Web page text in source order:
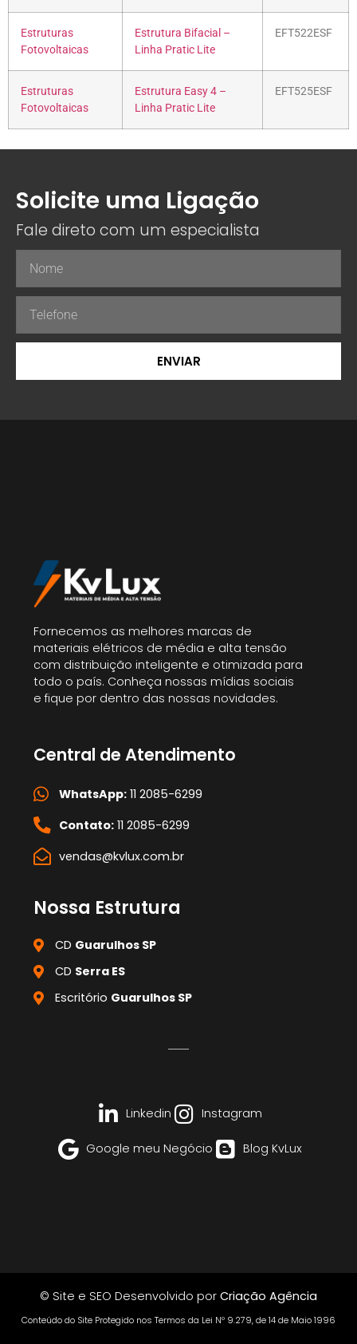
Estruturas
Fotovoltaicas
Estrutura Bifacial –
Linha Pratic Lite
EFT522ESF
Estruturas
Fotovoltaicas
Estrutura Easy 4 –
Linha Pratic Lite
EFT525ESF
Solicite uma Ligação
Fale direto com um especialista
ENVIAR
Fornecemos as melhores marcas de
materiais elétricos de média e alta tensão
com distribuição inteligente e otimizada para
todo o país. Conheça nossas mídias sociais
e fique por dentro das nossas novidades.
Central de Atendimento
WhatsApp:11 2085-6299
Contato:11 2085-6299
vendas@kvlux.com.br
Nossa Estrutura
CD Guarulhos SP
CD Serra ES
Escritório Guarulhos SP
Linkedin Instagram
Google meu Negócio Blog KvLux
© Site e SEO Desenvolvido por Criação Agência
Conteúdo do Site Protegido nos Termos da Lei Nº 9.279, de 14 de Maio 1996